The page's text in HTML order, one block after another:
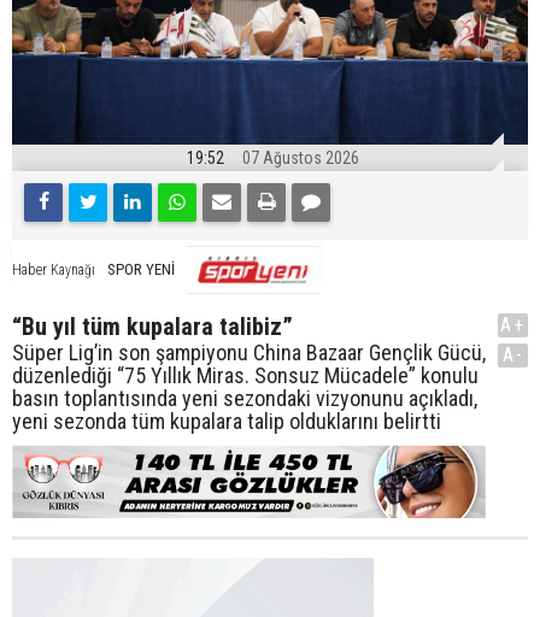
19:52 07 Ağustos 2026
Haber Kaynağı SPOR YENİ
“Bu yıl tüm kupalara talibiz”
Süper Lig’in son şampiyonu China Bazaar Gençlik Gücü,
düzenlediği “75 Yıllık Miras. Sonsuz Mücadele” konulu
basın toplantısında yeni sezondaki vizyonunu açıkladı,
yeni sezonda tüm kupalara talip olduklarını belirtti
A+
A-